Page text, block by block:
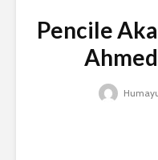
Pencile
Ahmed